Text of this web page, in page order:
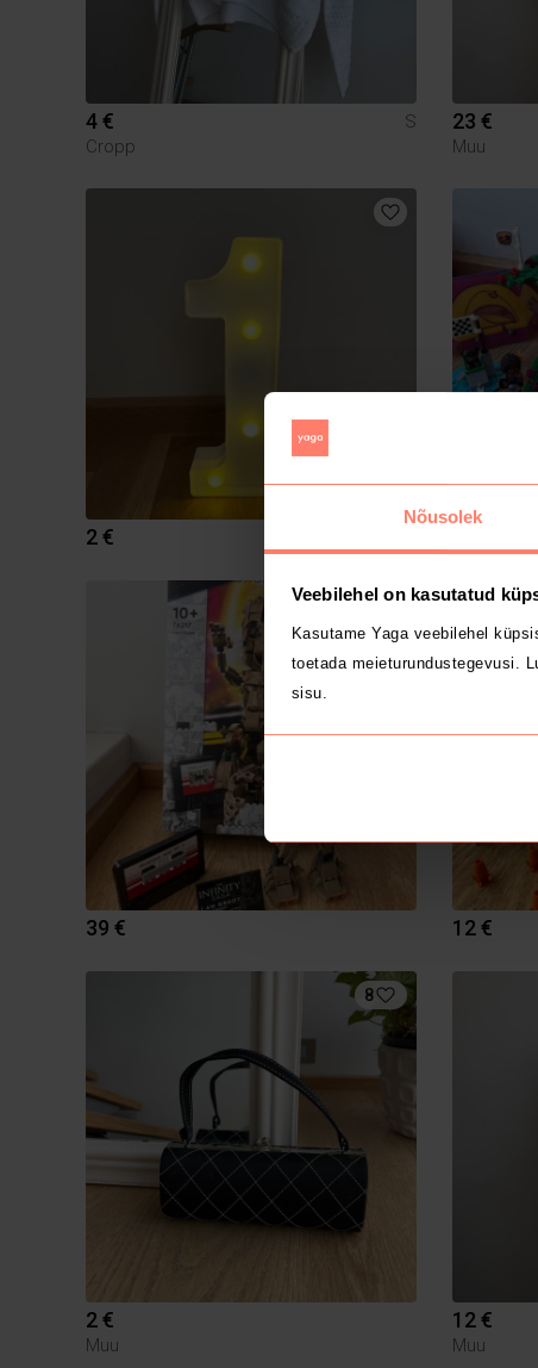
Nõusolek
Veebilehel on kasutatud
Kasutame Yaga veebilehel
toetada meieturundustegevusi.
sisu.
4 €
S
Cropp
23 €
Muu
2 €
9
39 € 12 €
8
2 €
Muu
12 €
Muu